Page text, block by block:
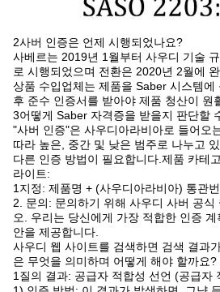
2사버 인증은 언제 시행되었나요?
사베르는 2019년 1월부터 사우디 기술
로 시행되었으며 전환은 2020년 2월에
상품 수입업체는 제품을 Saber 시스템에
후 준수 인증서를 받아야 제품 청산이 원
3어떻게 Saber 자격증을 받을지 판단할
"사버 인증"은 사우디아라비아로 들어오
따라 높은, 중간 및 낮은 범주로 나누고
다른 인증 방법이 필요합니다.제품 카테
라이트:
1지정: 제품명 + (사우디아라비아) 통관
2. 문의: 문의하기 위해 사우디 사버 공식
오. 우리는 당신에게 가장 적합한 인증
안을 제공합니다.
사우디 웹 사이트를 검색하면 검색 결과
은 무엇을 의미하며 어떻게 해야 할까요?
1질의 결과: 공급자 적합성 선언 (공급자